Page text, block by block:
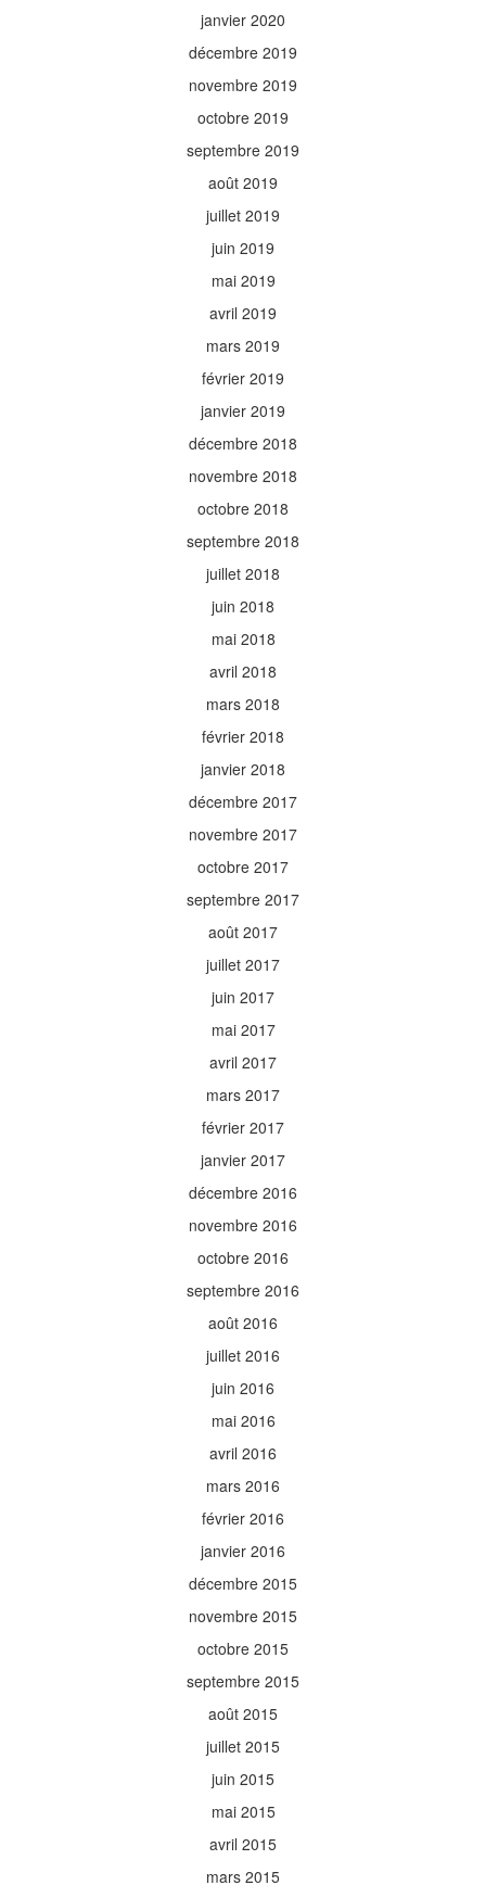
janvier 2020
décembre 2019
novembre 2019
octobre 2019
septembre 2019
août 2019
juillet 2019
juin 2019
mai 2019
avril 2019
mars 2019
février 2019
janvier 2019
décembre 2018
novembre 2018
octobre 2018
septembre 2018
juillet 2018
juin 2018
mai 2018
avril 2018
mars 2018
février 2018
janvier 2018
décembre 2017
novembre 2017
octobre 2017
septembre 2017
août 2017
juillet 2017
juin 2017
mai 2017
avril 2017
mars 2017
février 2017
janvier 2017
décembre 2016
novembre 2016
octobre 2016
septembre 2016
août 2016
juillet 2016
juin 2016
mai 2016
avril 2016
mars 2016
février 2016
janvier 2016
décembre 2015
novembre 2015
octobre 2015
septembre 2015
août 2015
juillet 2015
juin 2015
mai 2015
avril 2015
mars 2015